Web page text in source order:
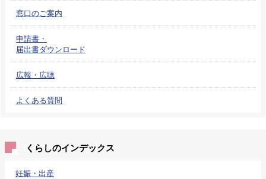
窓口のご案内
申請書・
届出書ダウンロード
広報・広聴
よくある質問
くらしのインデックス
妊娠・出産